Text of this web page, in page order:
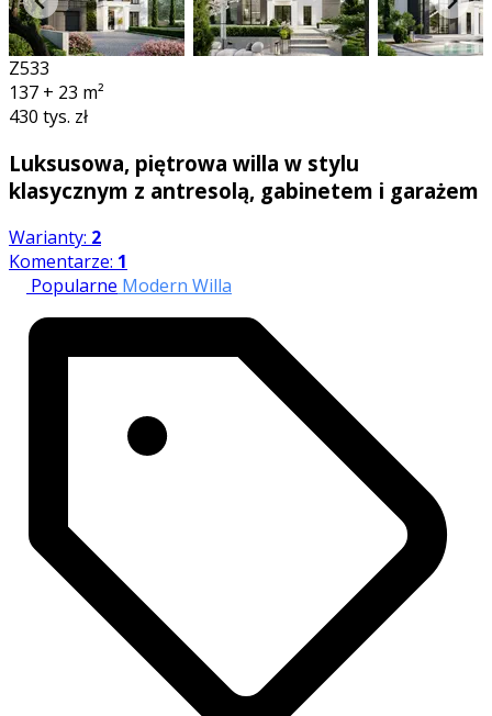
Z533
137 + 23 m²
430 tys. zł
Luksusowa, piętrowa willa w stylu
klasycznym z antresolą, gabinetem i garażem
Warianty: 2
Komentarze: 1
Popularne Modern Willa